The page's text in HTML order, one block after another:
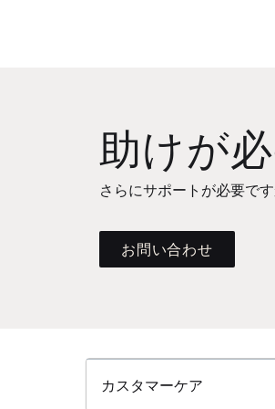
助けが
さらにサポートが必要で
お問い合わせ
カスタマーケア